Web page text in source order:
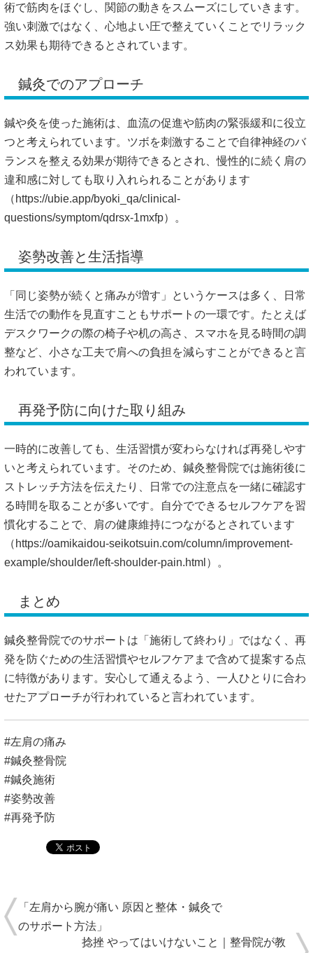
術で筋肉をほぐし、関節の動きをスムーズにしていきます。
強い刺激ではなく、心地よい圧で整えていくことでリラック
ス効果も期待できるとされています。
鍼灸でのアプローチ
鍼や灸を使った施術は、血流の促進や筋肉の緊張緩和に役立
つと考えられています。ツボを刺激することで自律神経のバ
ランスを整える効果が期待できるとされ、慢性的に続く肩の
違和感に対しても取り入れられることがあります
（ https://ubie.app/byoki_qa/clinical-
questions/symptom/qdrsx-1mxfp）。
姿勢改善と生活指導
「同じ姿勢が続くと痛みが増す」というケースは多く、日常
生活での動作を見直すこともサポートの一環です。たとえば
デスクワークの際の椅子や机の高さ、スマホを見る時間の調
整など、小さな工夫で肩への負担を減らすことができると言
われています。
再発予防に向けた取り組み
一時的に改善しても、生活習慣が変わらなければ再発しやす
いと考えられています。そのため、鍼灸整骨院では施術後に
ストレッチ方法を伝えたり、日常での注意点を一緒に確認す
る時間を取ることが多いです。自分でできるセルフケアを習
慣化することで、肩の健康維持につながるとされています
（ https://oamikaidou-seikotsuin.com/column/improvement-
example/shoulder/left-shoulder-pain.html）。
まとめ
鍼灸整骨院でのサポートは「施術して終わり」ではなく、再
発を防ぐための生活習慣やセルフケアまで含めて提案する点
に特徴があります。安心して通えるよう、一人ひとりに合わ
せたアプローチが行われていると言われています。
#左肩の痛み
#鍼灸整骨院
#鍼灸施術
#姿勢改善
#再発予防
「左肩から腕が痛い 原因と整体・鍼灸で
のサポート方法」
捻挫 やってはいけないこと｜整骨院が教